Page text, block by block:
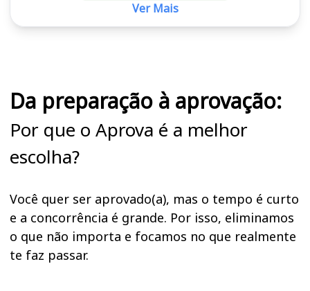
Ver Mais
Da preparação à aprovação:
Por que o Aprova é a melhor
escolha?
Você quer ser aprovado(a), mas o tempo é curto
e a concorrência é grande. Por isso, eliminamos
o que não importa e focamos no que realmente
te faz passar.